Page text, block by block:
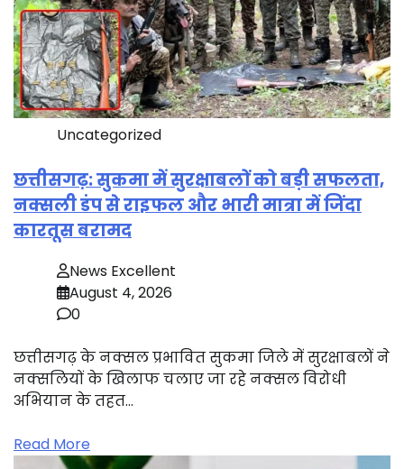
Uncategorized
छत्तीसगढ़: सुकमा में सुरक्षाबलों को बड़ी सफलता,
नक्सली डंप से राइफल और भारी मात्रा में जिंदा
कारतूस बरामद
News Excellent
August 4, 2026
0
छत्तीसगढ़ के नक्सल प्रभावित सुकमा जिले में सुरक्षाबलों ने
नक्सलियों के खिलाफ चलाए जा रहे नक्सल विरोधी
अभियान के तहत…
Read More